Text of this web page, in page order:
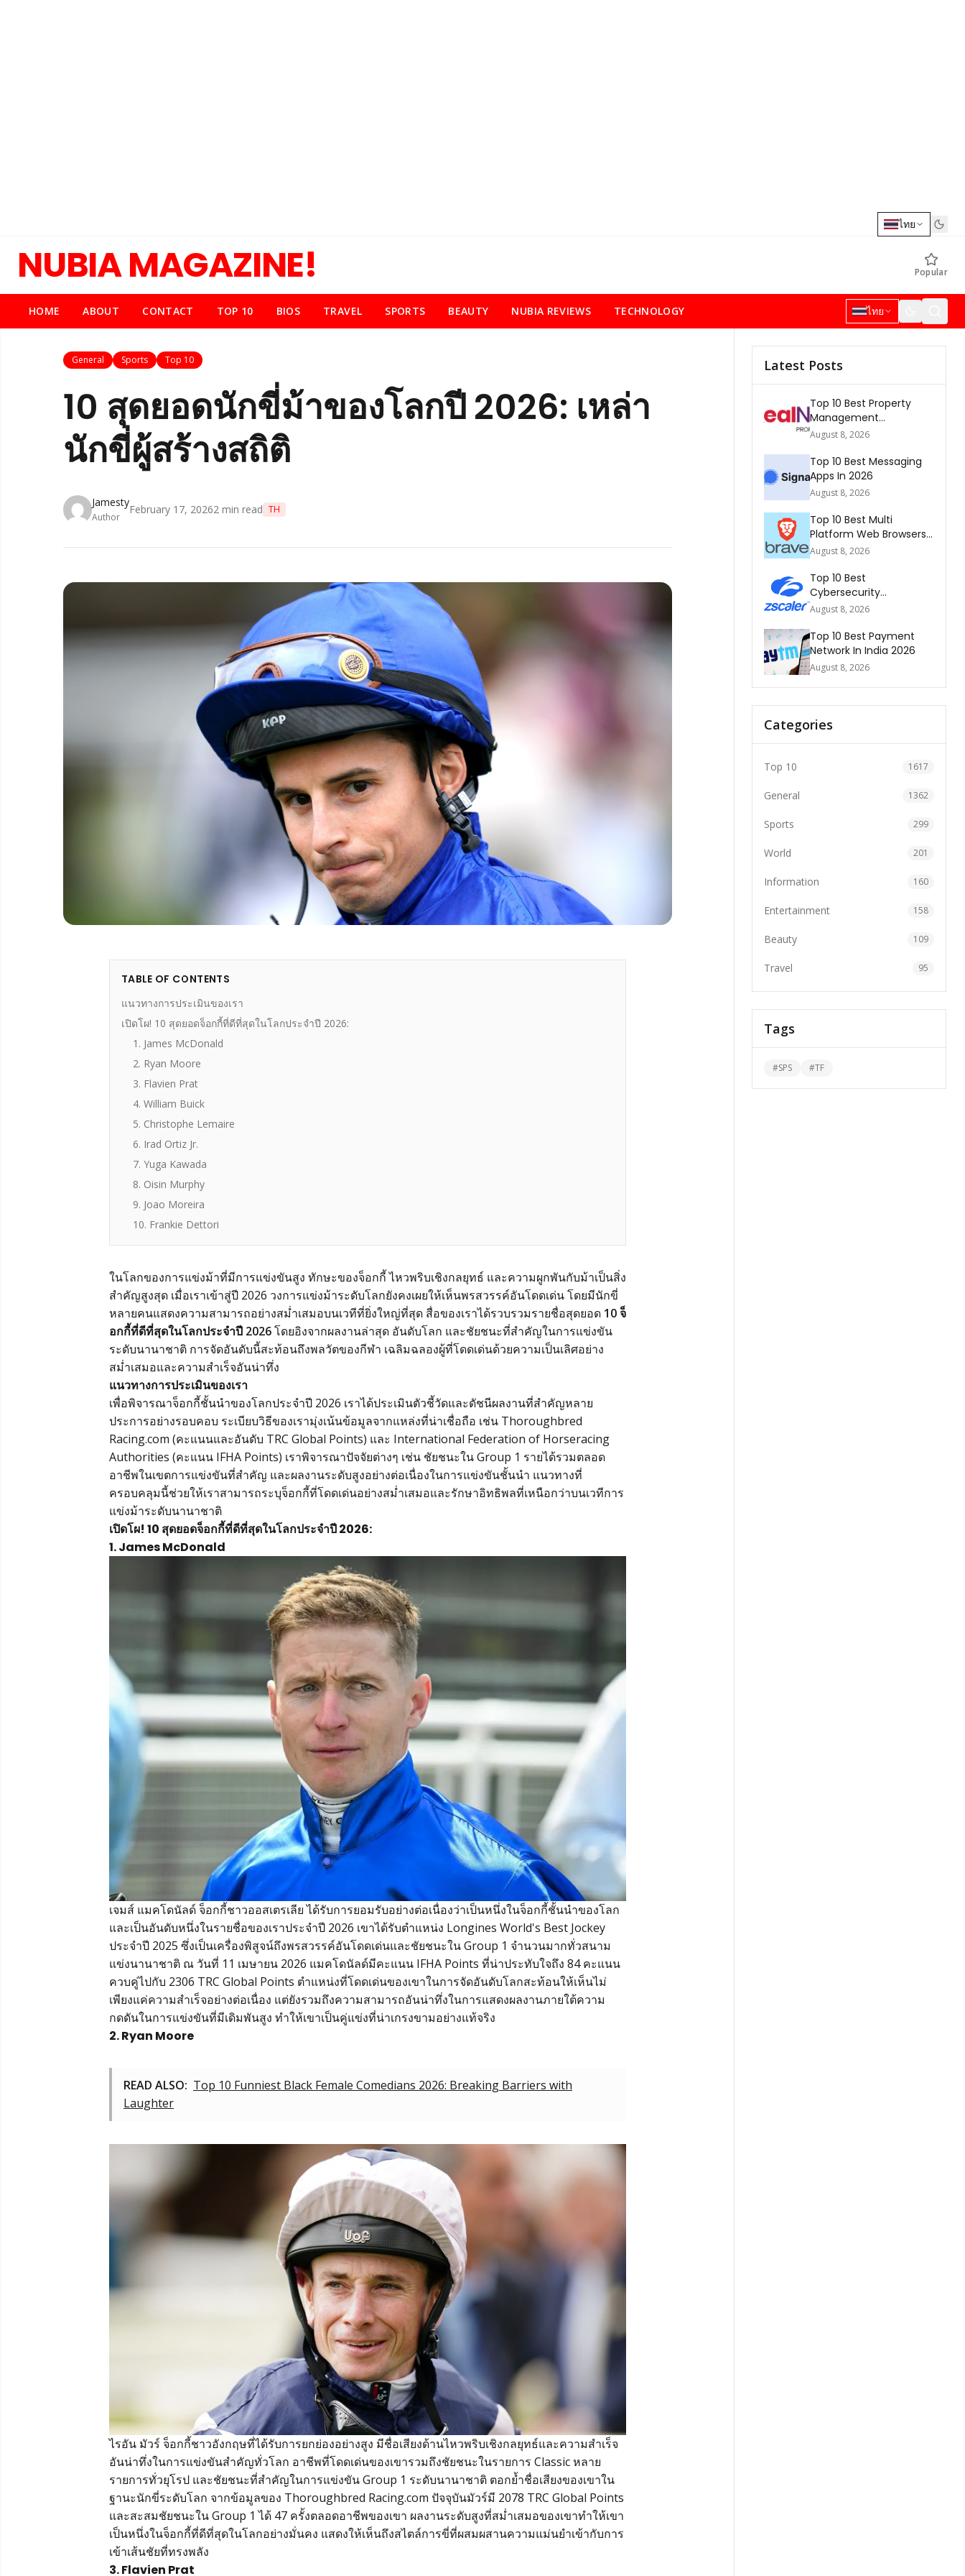
ไทย
NUBIA MAGAZINE! Popular
HOME ABOUT CONTACT TOP 10 BIOS TRAVEL SPORTS BEAUTY NUBIA REVIEWS TECHNOLOGY ไทย
General Sports Top 10
10 สุดยอดนักขี่ม้าของโลกปี 2026: เหล่า
นักขี่ผู้สร้างสถิติ
Jamesty
Author
February 17, 20262 min read TH
TABLE OF CONTENTS
แนวทางการประเมินของเรา
เปิดโผ! 10 สุดยอดจ็อกกี้ที่ดีที่สุดในโลกประจำปี 2026:
1. James McDonald
2. Ryan Moore
3. Flavien Prat
4. William Buick
5. Christophe Lemaire
6. Irad Ortiz Jr.
7. Yuga Kawada
8. Oisin Murphy
9. Joao Moreira
10. Frankie Dettori
ในโลกของการแข่งม้าที่มีการแข่งขันสูง ทักษะของจ็อกกี้ ไหวพริบเชิงกลยุทธ์ และความผูกพันกับม้าเป็นสิ่ง
สำคัญสูงสุด เมื่อเราเข้าสู่ปี 2026 วงการแข่งม้าระดับโลกยังคงเผยให้เห็นพรสวรรค์อันโดดเด่น โดยมีนักขี่
หลายคนแสดงความสามารถอย่างสม่ำเสมอบนเวทีที่ยิ่งใหญ่ที่สุด สื่อของเราได้รวบรวมรายชื่อสุดยอด 10 จ็
อกกี้ที่ดีที่สุดในโลกประจำปี 2026โดยอิงจากผลงานล่าสุด อันดับโลก และชัยชนะที่สำคัญในการแข่งขัน
ระดับนานาชาติ การจัดอันดับนี้สะท้อนถึงพลวัตของกีฬา เฉลิมฉลองผู้ที่โดดเด่นด้วยความเป็นเลิศอย่าง
สม่ำเสมอและความสำเร็จอันน่าทึ่ง
แนวทางการประเมินของเรา
เพื่อพิจารณาจ็อกกี้ชั้นนำของโลกประจำปี 2026 เราได้ประเมินตัวชี้วัดและดัชนีผลงานที่สำคัญหลาย
ประการอย่างรอบคอบ ระเบียบวิธีของเรามุ่งเน้นข้อมูลจากแหล่งที่น่าเชื่อถือ เช่น Thoroughbred
Racing.com (คะแนนและอันดับ TRC Global Points) และ International Federation of Horseracing
Authorities (คะแนน IFHA Points) เราพิจารณาปัจจัยต่างๆ เช่น ชัยชนะใน Group 1 รายได้รวมตลอด
อาชีพในเขตการแข่งขันที่สำคัญ และผลงานระดับสูงอย่างต่อเนื่องในการแข่งขันชั้นนำ แนวทางที่
ครอบคลุมนี้ช่วยให้เราสามารถระบุจ็อกกี้ที่โดดเด่นอย่างสม่ำเสมอและรักษาอิทธิพลที่เหนือกว่าบนเวทีการ
แข่งม้าระดับนานาชาติ
เปิดโผ! 10 สุดยอดจ็อกกี้ที่ดีที่สุดในโลกประจำปี 2026:
1. James McDonald
เจมส์ แมคโดนัลด์ จ็อกกี้ชาวออสเตรเลีย ได้รับการยอมรับอย่างต่อเนื่องว่าเป็นหนึ่งในจ็อกกี้ชั้นนำของโลก
และเป็นอันดับหนึ่งในรายชื่อของเราประจำปี 2026 เขาได้รับตำแหน่ง Longines World's Best Jockey
ประจำปี 2025 ซึ่งเป็นเครื่องพิสูจน์ถึงพรสวรรค์อันโดดเด่นและชัยชนะใน Group 1 จำนวนมากทั่วสนาม
แข่งนานาชาติ ณ วันที่ 11 เมษายน 2026 แมคโดนัลด์มีคะแนน IFHA Points ที่น่าประทับใจถึง 84 คะแนน
ควบคู่ไปกับ 2306 TRC Global Points ตำแหน่งที่โดดเด่นของเขาในการจัดอันดับโลกสะท้อนให้เห็นไม่
เพียงแค่ความสำเร็จอย่างต่อเนื่อง แต่ยังรวมถึงความสามารถอันน่าทึ่งในการแสดงผลงานภายใต้ความ
กดดันในการแข่งขันที่มีเดิมพันสูง ทำให้เขาเป็นคู่แข่งที่น่าเกรงขามอย่างแท้จริง
2. Ryan Moore
READ ALSO: Top 10 Funniest Black Female Comedians 2026: Breaking Barriers with
Laughter
ไรอัน มัวร์ จ็อกกี้ชาวอังกฤษที่ได้รับการยกย่องอย่างสูง มีชื่อเสียงด้านไหวพริบเชิงกลยุทธ์และความสำเร็จ
อันน่าทึ่งในการแข่งขันสำคัญทั่วโลก อาชีพที่โดดเด่นของเขารวมถึงชัยชนะในรายการ Classic หลาย
รายการทั่วยุโรป และชัยชนะที่สำคัญในการแข่งขัน Group 1 ระดับนานาชาติ ตอกย้ำชื่อเสียงของเขาใน
ฐานะนักขี่ระดับโลก จากข้อมูลของ Thoroughbred Racing.com ปัจจุบันมัวร์มี 2078 TRC Global Points
และสะสมชัยชนะใน Group 1 ได้ 47 ครั้งตลอดอาชีพของเขา ผลงานระดับสูงที่สม่ำเสมอของเขาทำให้เขา
เป็นหนึ่งในจ็อกกี้ที่ดีที่สุดในโลกอย่างมั่นคง แสดงให้เห็นถึงสไตล์การขี่ที่ผสมผสานความแม่นยำเข้ากับการ
เข้าเส้นชัยที่ทรงพลัง
3. Flavien Prat
Latest Posts
Top 10 Best Property
Management
Companies In South
August 8, 2026
Top 10 Best Messaging
Apps In 2026
August 8, 2026
Top 10 Best Multi
Platform Web Browsers
In The world 2026
August 8, 2026
Top 10 Best
Cybersecurity
Companies In America
August 8, 2026
Top 10 Best Payment
Network In India 2026
August 8, 2026
Categories
Top 10 1617
General 1362
Sports 299
World 201
Information 160
Entertainment 158
Beauty 109
Travel 95
Tags
#SPS #TF